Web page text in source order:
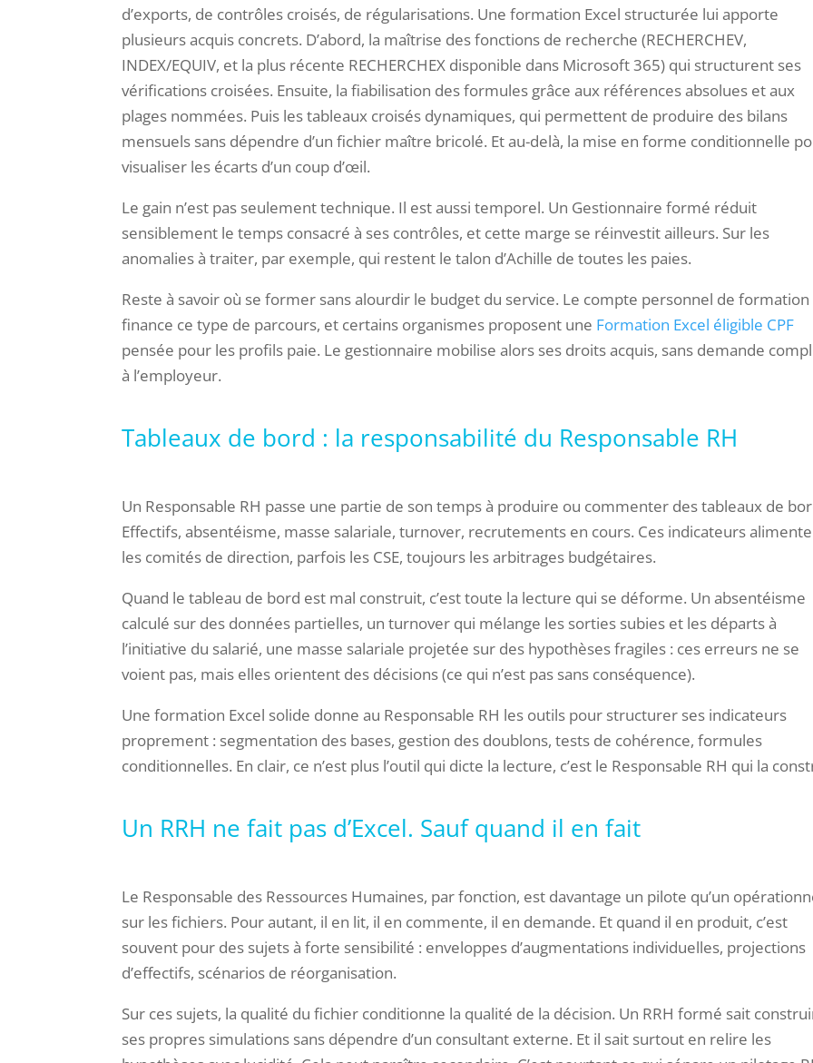
d’exports, de contrôles croisés, de régularisations. Une formation Excel structurée lui apporte
plusieurs acquis concrets. D’abord, la maîtrise des fonctions de recherche (RECHERCHEV,
INDEX/EQUIV, et la plus récente RECHERCHEX disponible dans Microsoft 365) qui structurent ses
vérifications croisées. Ensuite, la fiabilisation des formules grâce aux références absolues et aux
plages nommées. Puis les tableaux croisés dynamiques, qui permettent de produire des bilans
mensuels sans dépendre d’un fichier maître bricolé. Et au-delà, la mise en forme conditionnelle
visualiser les écarts d’un coup d’œil.
Le gain n’est pas seulement technique. Il est aussi temporel. Un Gestionnaire formé réduit
sensiblement le temps consacré à ses contrôles, et cette marge se réinvestit ailleurs. Sur les
anomalies à traiter, par exemple, qui restent le talon d’Achille de toutes les paies.
Reste à savoir où se former sans alourdir le budget du service. Le compte personnel de formation
finance ce type de parcours, et certains organismes proposent une Formation Excel éligible CPF
pensée pour les profils paie. Le gestionnaire mobilise alors ses droits acquis, sans demande
à l’employeur.
Tableaux de bord : la responsabilité du Responsable RH
Un Responsable RH passe une partie de son temps à produire ou commenter des tableaux de
Effectifs, absentéisme, masse salariale, turnover, recrutements en cours. Ces indicateurs
les comités de direction, parfois les CSE, toujours les arbitrages budgétaires.
Quand le tableau de bord est mal construit, c’est toute la lecture qui se déforme. Un absentéisme
calculé sur des données partielles, un turnover qui mélange les sorties subies et les départs à
l’initiative du salarié, une masse salariale projetée sur des hypothèses fragiles : ces erreurs ne se
voient pas, mais elles orientent des décisions (ce qui n’est pas sans conséquence).
Une formation Excel solide donne au Responsable RH les outils pour structurer ses indicateurs
proprement : segmentation des bases, gestion des doublons, tests de cohérence, formules
conditionnelles. En clair, ce n’est plus l’outil qui dicte la lecture, c’est le Responsable RH qui la
Un RRH ne fait pas d’Excel. Sauf quand il en fait
Le Responsable des Ressources Humaines, par fonction, est davantage un pilote qu’un
sur les fichiers. Pour autant, il en lit, il en commente, il en demande. Et quand il en produit, c’est
souvent pour des sujets à forte sensibilité : enveloppes d’augmentations individuelles, projections
d’effectifs, scénarios de réorganisation.
Sur ces sujets, la qualité du fichier conditionne la qualité de la décision. Un RRH formé sait
ses propres simulations sans dépendre d’un consultant externe. Et il sait surtout en relire les